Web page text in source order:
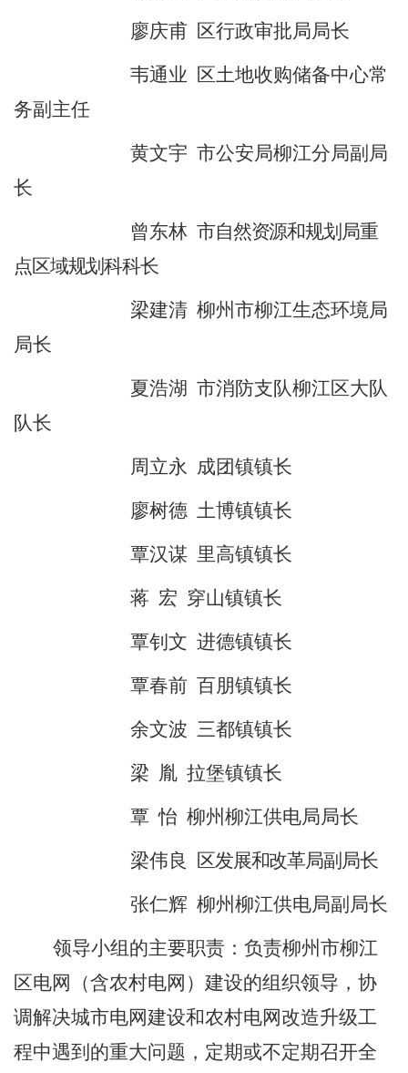
廖庆甫 区行政审批局局长
韦通业 区土地收购储备中心常
务副主任
黄文宇 市公安局柳江分局副 局
长
曾东林 市自然资源和规划局重
点区域规划科科长
梁建清 柳州市柳江生态环境局
局长
夏浩湖 市消防支队柳江区大队
队长
周立永 成团镇镇长
廖树德 土博镇镇长
覃汉谋 里高镇镇长
蒋 宏 穿山镇镇长
覃钊文 进德镇镇长
覃春前 百朋镇镇长
余文波 三都镇镇长
梁 胤 拉堡镇镇长
覃 怡 柳州柳江供电局局长
梁伟良
区发展和改革局副 局长
张仁辉 柳州柳江供电局副 局长
领导小组的主要职责：负责柳州市柳江
区电网
（含农村电网） 建设的组织领导，协
调解决城市电网建设和农村电网改造升级工
程中遇到的重大问题，定期或不定期召开全